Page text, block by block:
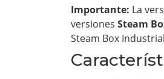
Importante: La
versiones Steam
Steam Box